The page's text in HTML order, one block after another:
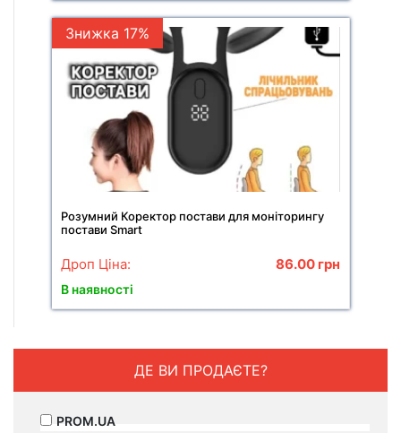
Знижка 17%
Розумний Коректор постави для моніторингу
постави Smart
Дроп Ціна: 86.00 грн
В наявності
ДЕ ВИ ПРОДАЄТЕ?
PROM.UA